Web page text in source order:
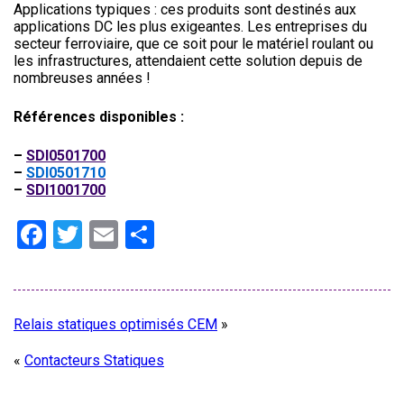
Applications typiques : ces produits sont destinés aux
applications DC les plus exigeantes. Les entreprises du
secteur ferroviaire, que ce soit pour le matériel roulant ou
les infrastructures, attendaient cette solution depuis de
nombreuses années !
Références disponibles :
– SDI0501700
– SDI0501710
– SDI1001700
Facebook
Twitter
Email
Relais statiques optimisés CEM »
« Contacteurs Statiques